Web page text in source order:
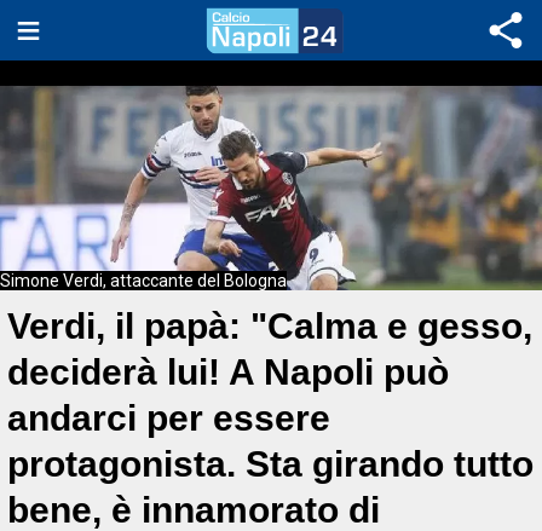
Simone Verdi, attaccante del Bologna
Verdi, il papà: "Calma e gesso,
deciderà lui! A Napoli può
andarci per essere
protagonista. Sta girando tutto
bene, è innamorato di